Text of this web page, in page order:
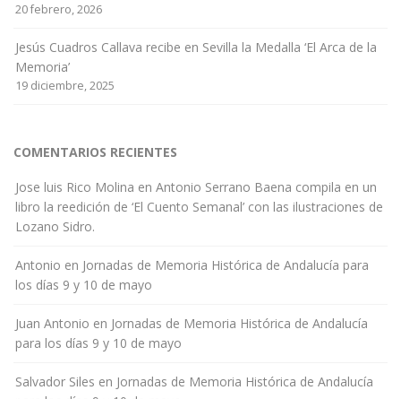
20 febrero, 2026
Jesús Cuadros Callava recibe en Sevilla la Medalla ‘El Arca de la
Memoria’
19 diciembre, 2025
COMENTARIOS RECIENTES
Jose luis Rico Molina en Antonio Serrano Baena compila en un
libro la reedición de ‘El Cuento Semanal’ con las ilustraciones de
Lozano Sidro.
Antonio en Jornadas de Memoria Histórica de Andalucía para
los días 9 y 10 de mayo
Juan Antonio en Jornadas de Memoria Histórica de Andalucía
para los días 9 y 10 de mayo
Salvador Siles en Jornadas de Memoria Histórica de Andalucía